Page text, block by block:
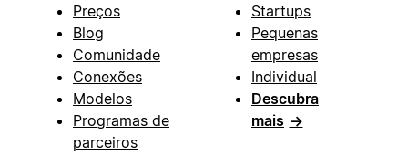
Preços
Blog
Comunidade
Conexões
Modelos
Programas de
parceiros
Startups
Pequenas
empresas
Individual
Descubra
mais →